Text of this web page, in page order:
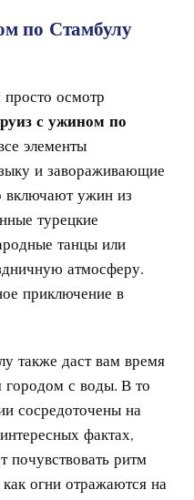
по Стамбулу
осмотр
с ужином по
элементы
и завораживающие
включают ужин из
турецкие
танцы или
атмосферу.
приключение в
также даст вам время
городом с воды. В то
сосредоточены на
фактах,
ритм
огни отражаются на